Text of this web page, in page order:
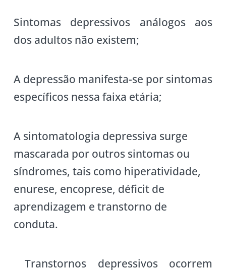
Sintomas depressivos análogos aos
dos adultos não existem;
A depressão manifesta-se por sintomas
específicos nessa faixa etária;
A sintomatologia depressiva surge
mascarada por outros sintomas ou
síndromes, tais como hiperatividade,
enurese, encoprese, déficit de
aprendizagem e transtorno de
conduta.
Transtornos depressivos ocorrem